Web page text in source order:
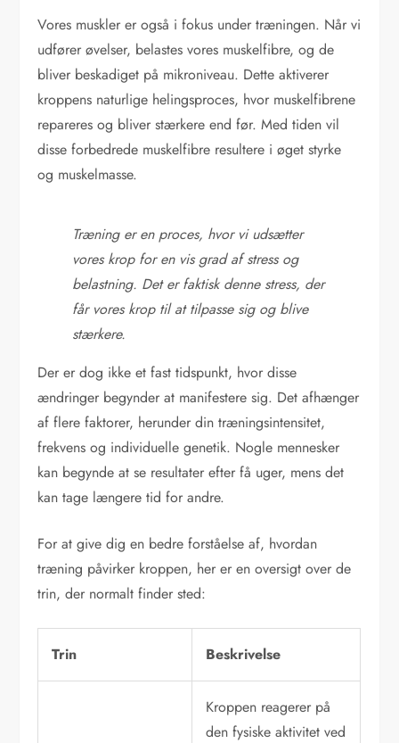
Vores muskler er også i fokus under træningen. Når vi
udfører øvelser, belastes vores muskelfibre, og de
bliver beskadiget på mikroniveau. Dette aktiverer
kroppens naturlige helingsproces, hvor muskelfibrene
repareres og bliver stærkere end før. Med tiden vil
disse forbedrede muskelfibre resultere i øget styrke
og muskelmasse.
Træning er en proces, hvor vi udsætter
vores krop for en vis grad af stress og
belastning. Det er faktisk denne stress, der
får vores krop til at tilpasse sig og blive
stærkere.
Der er dog ikke et fast tidspunkt, hvor disse
ændringer begynder at manifestere sig. Det afhænger
af flere faktorer, herunder din træningsintensitet,
frekvens og individuelle genetik. Nogle mennesker
kan begynde at se resultater efter få uger, mens det
kan tage længere tid for andre.
For at give dig en bedre forståelse af, hvordan
træning påvirker kroppen, her er en oversigt over de
trin, der normalt finder sted:
Trin Beskrivelse
Kroppen reagerer på
den fysiske aktivitet ved